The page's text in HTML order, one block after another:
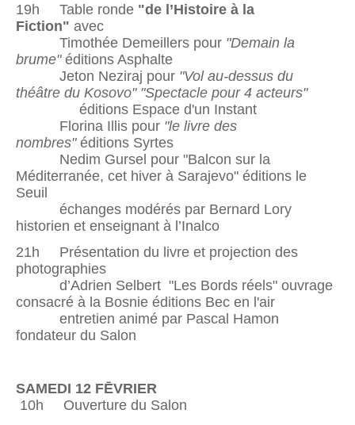
19h Table ronde "de l’Histoire à la
Fiction" avec
Timothée Demeillers pour "Demain la
brume" éditions Asphalte
Jeton Neziraj pour "Vol au-dessus du
théâtre du Kosovo" "Spectacle pour 4 acteurs"
éditions Espace d'un Instant
Florina Illis pour "le livre des
nombres" éditions Syrtes
Nedim Gursel pour "Balcon sur la
Méditerranée, cet hiver à Sarajevo" éditions le
Seuil
échanges modérés par Bernard Lory
historien et enseignant à l’Inalco
21h Présentation du livre et projection des
photographies
d’Adrien Selbert "Les Bords réels" ouvrage
consacré à la Bosnie éditions Bec en l'air
entretien animé par Pascal Hamon
fondateur du Salon
SAMEDI 12 FĒVRIER
10h Ouverture du Salon